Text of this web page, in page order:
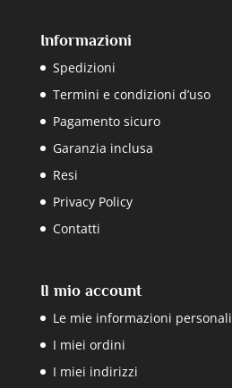
Informazioni
Spedizioni
Termini e condizioni d’uso
Pagamento sicuro
Garanzia inclusa
Resi
Privacy Policy
Contatti
Il mio account
Le mie informazioni personali
I miei ordini
I miei indirizzi